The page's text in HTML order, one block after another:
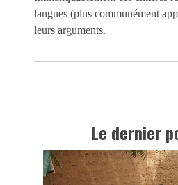
langues (plus communément
leurs arguments.
Le dernier